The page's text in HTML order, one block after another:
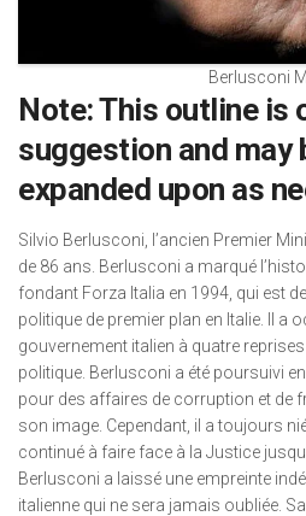
Berlusconi
Note: This outline is
suggestion and may
expanded upon as
Silvio Berlusconi, l’ancien Premier
de 86 ans. Berlusconi a marqué
fondant Forza Italia en 1994, qui est
politique de premier plan en Italie. Il a
gouvernement italien à quatre
politique. Berlusconi a été poursuivi
pour des affaires de corruption et de
son image. Cependant, il a toujours
continué à faire face à la Justice
Berlusconi a laissé une empreinte
italienne qui ne sera jamais oubliée.